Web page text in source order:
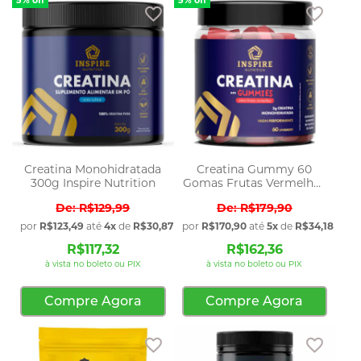
Creatina Monohidratada
300g Inspire Nutrition
R$129,99
por R$123,49 até 4x de R$30,87 sem juros
R$117,32
à vista no boleto ou PIX
Adicionar aos favoritos
Compre Agora
Creatina Gummy 60
Gomas Frutas Vermelhas
R$179,90
por R$170,90até 5xde R$34,18sem
R$162,36
à vista no boleto ou PIX
Compre Agora
Adicionar aos favoritos